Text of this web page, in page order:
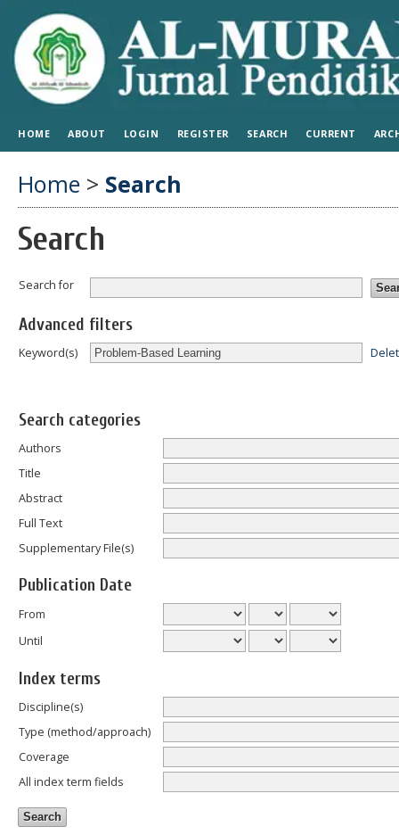
HOME ABOUT LOGIN REGISTER SEARCH CURRENT
Home > Search
Search
Search for
Advanced filters
Keyword(s)
Search categories
Authors
Title
Abstract
Full Text
Supplementary File(s)
Publication Date
From
Until
Index terms
Discipline(s)
Type (method/approach)
Coverage
All index term fields